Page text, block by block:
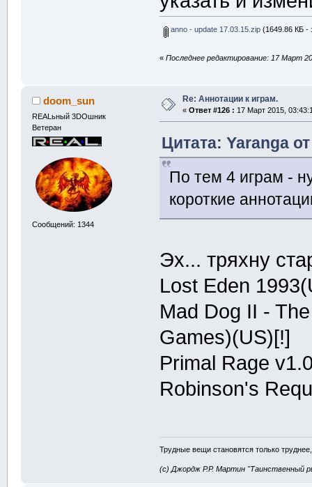
anno - update 17.03.15.zip(1649.86 КБ -
«Последнее редактирование: 17 Март
doom_sun
REALьный 3DOшник
Ветеран
Сообщений: 1344
Re: Аннотации к играм.
« Ответ #126 : 17 Март 2015,
Цитата: Yaranga
По тем 4 играм -
короткие
Эх... тряхну
Lost Eden
Mad Dog II -
Games)(US)[!]
Primal Rage
Robinson's
Трудные вещи становятся только
(с) Джордж Р.Р. Мартин "Таинственный